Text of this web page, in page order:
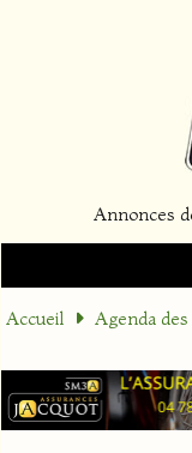
Annonces
Accueil Agenda